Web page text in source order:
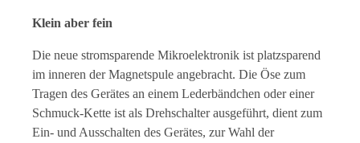
Klein aber fein
Die neue stromsparende Mikroelektronik ist platzsparend
im inneren der Magnetspule angebracht. Die Öse zum
Tragen des Gerätes an einem Lederbändchen oder einer
Schmuck-Kette ist als Drehschalter ausgeführt, dient zum
Ein- und Ausschalten des Gerätes, zur Wahl der